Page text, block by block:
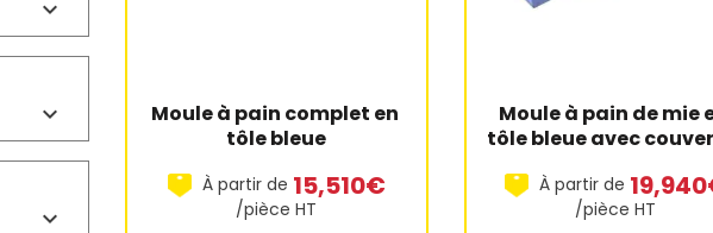
Moule à pain complet en
tôle bleue
À partir de 15,510€
/pièce HT
Moule à pain de mie
tôle bleue avec
À partir de
/pièce HT